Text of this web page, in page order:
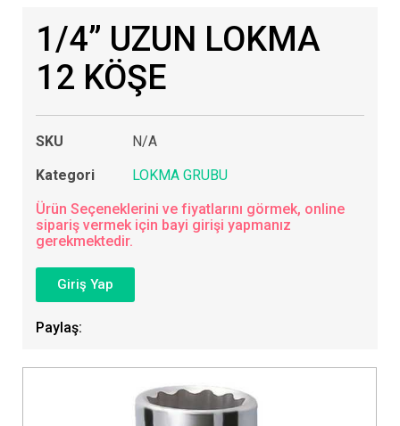
1/4” UZUN LOKMA
12 KÖŞE
SKU
N/A
Kategori
LOKMA GRUBU
Ürün Seçeneklerini ve fiyatlarını görmek, online
sipariş vermek için bayi girişi yapmanız
gerekmektedir.
Giriş Yap
Paylaş: